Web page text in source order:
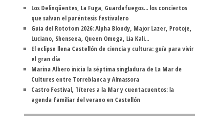
Los Delinqüentes, La Fuga, Guardafuegos... los conciertos
que salvan el paréntesis festivalero
Guía del Rototom 2026: Alpha Blondy, Major Lazer, Protoje,
Luciano, Shenseea, Queen Omega, Lia Kali...
El eclipse llena Castellón de ciencia y cultura: guía para vivir
el gran día
Marina Albero inicia la séptima singladura de La Mar de
Cultures entre Torreblanca y Almassora
Castro Festival, Títeres a la Mar y cuentacuentos: la
agenda familiar del verano en Castellón